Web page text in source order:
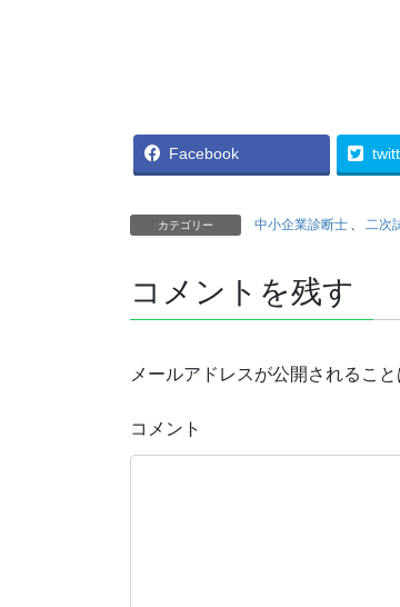
Facebook
カテゴリー 中小企業診断士 、 二次
コメントを残す
メールアドレスが公開されること
コメント